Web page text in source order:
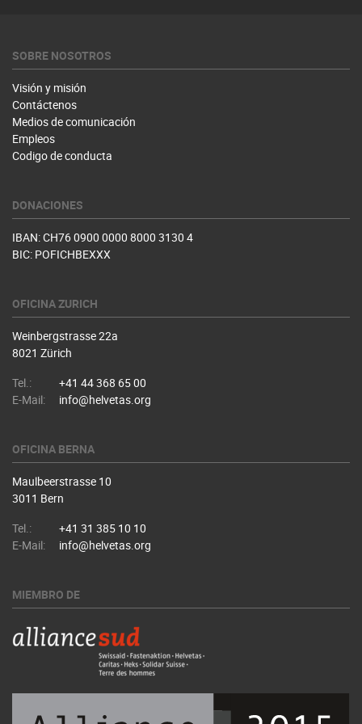
SOBRE NOSOTROS
Visión y misión
Contáctenos
Medios de comunicación
Empleos
Codigo de conducta
DONACIONES
IBAN: CH76 0900 0000 8000 3130 4
BIC: POFICHBEXXX
OFICINA ZURICH
Weinbergstrasse 22a
8021 Zürich
Tel.:
+41 44 368 65 00
E-Mail:
info@helvetas.org
OFICINA BERNA
Maulbeerstrasse 10
3011 Bern
Tel.:
+41 31 385 10 10
E-Mail:
info@helvetas.org
MIEMBRO DE